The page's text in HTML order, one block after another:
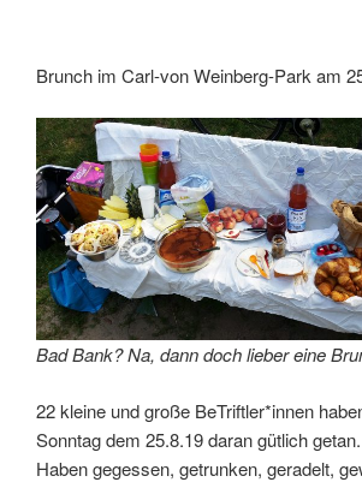
Brunch im Carl-von Weinberg-Park am
Bad Bank? Na, dann doch lieber eine
22 kleine und große BeTriftler*innen
Sonntag dem 25.8.19 daran gütlich getan.
Haben gegessen, getrunken, geradelt,